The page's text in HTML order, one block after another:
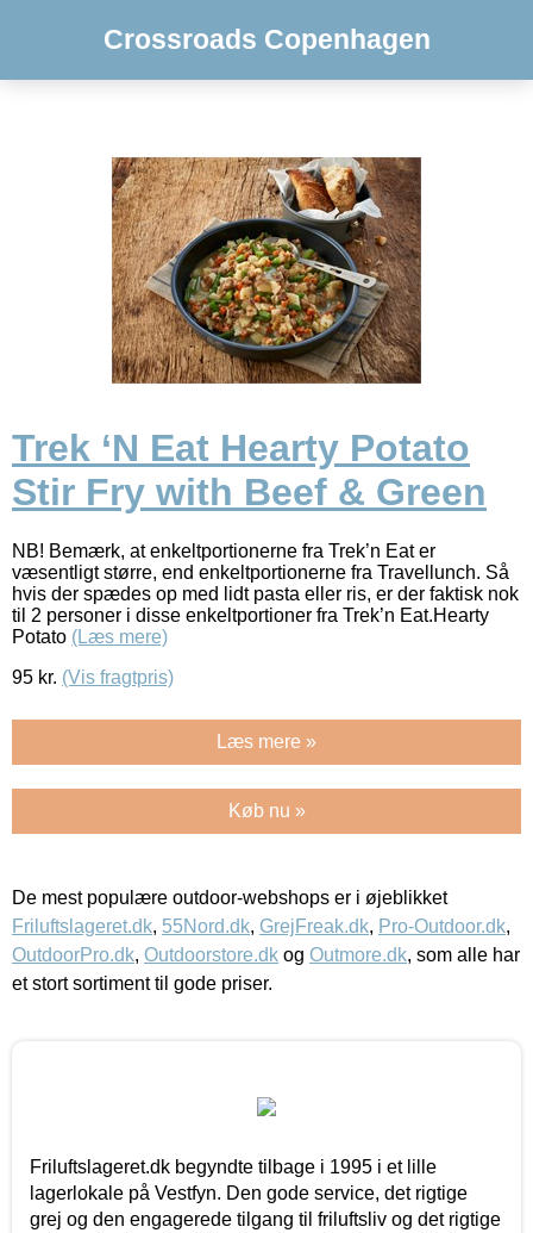
Crossroads Copenhagen
Trek ‘N Eat Hearty Potato
Stir Fry with Beef & Green
NB! Bemærk, at enkeltportionerne fra Trek’n Eat er
væsentligt større, end enkeltportionerne fra Travellunch. Så
hvis der spædes op med lidt pasta eller ris, er der faktisk nok
til 2 personer i disse enkeltportioner fra Trek’n Eat.Hearty
Potato (Læs mere)
95 kr. (Vis fragtpris)
Læs mere »
Køb nu »
De mest populære outdoor-webshops er i øjeblikket
Friluftslageret.dk, 55Nord.dk, GrejFreak.dk, Pro-Outdoor.dk,
OutdoorPro.dk, Outdoorstore.dk og Outmore.dk, som alle har
et stort sortiment til gode priser.
Friluftslageret.dk begyndte tilbage i 1995 i et lille
lagerlokale på Vestfyn. Den gode service, det rigtige
grej og den engagerede tilgang til friluftsliv og det rigtige